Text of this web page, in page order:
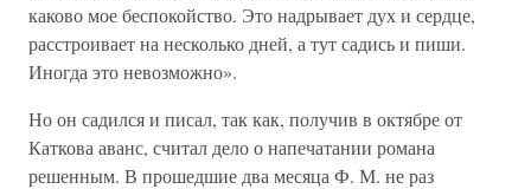
каково мое беспокойство. Это надрывает дух и сердце,
расстроивает на несколько дней, а тут садись и пиши.
Иногда это невозможно».
Но он садился и писал, так как, получив в октябре от
Каткова аванс, считал дело о напечатании романа
решенным. В прошедшие два месяца Ф. М. не раз